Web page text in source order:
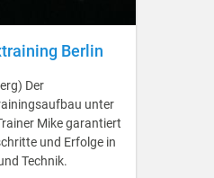
Berlin
Der
unter
Mike garantiert
und Erfolge in
Technik.